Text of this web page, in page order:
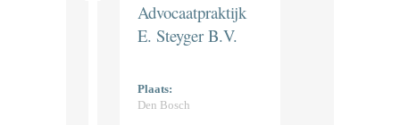
Advocaatpraktijk
E. Steyger B.V.
Plaats:
Den Bosch